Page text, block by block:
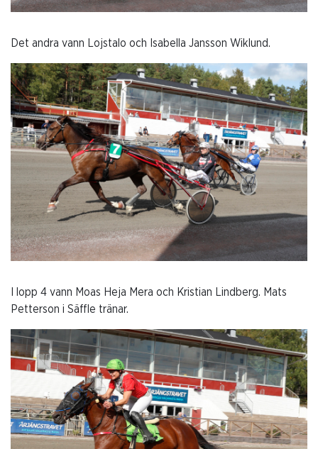
Det andra vann Lojstalo och Isabella Jansson Wiklund.
I lopp 4 vann Moas Heja Mera och Kristian Lindberg. Mats
Petterson i Säffle tränar.